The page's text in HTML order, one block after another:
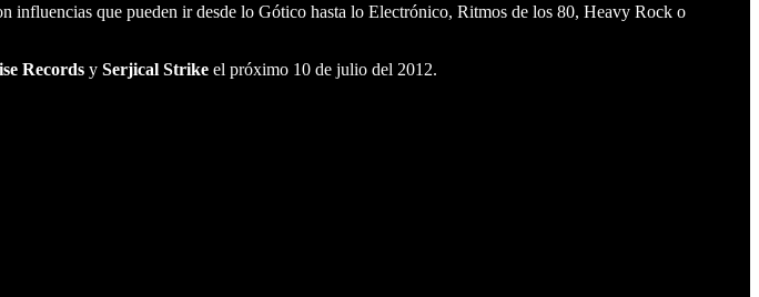
influencias que pueden ir desde lo Gótico hasta lo Electrónico, Ritmos de los 80, Heavy Rock o
Records y Serjical Strike el próximo 10 de julio del 2012.